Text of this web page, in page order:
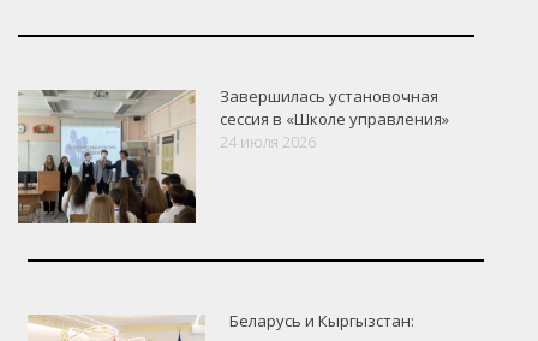
Завершилась установочная
сессия в «Школе управления»
24 июля 2026
Беларусь и Кыргызстан: